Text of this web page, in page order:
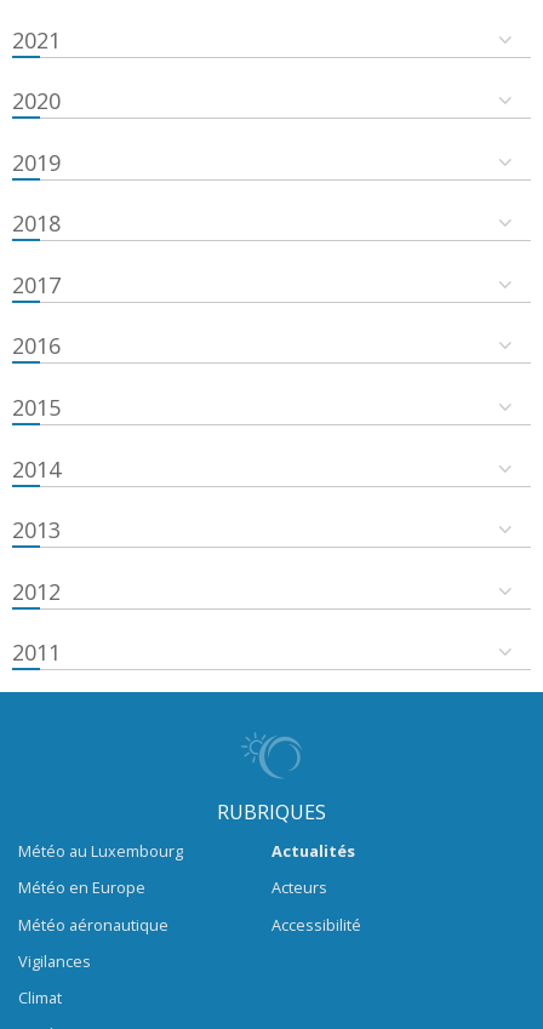
2021
2020
2019
2018
2017
2016
2015
2014
2013
2012
2011
RUBRIQUES
Météo au Luxembourg
Météo en Europe
Météo aéronautique
Vigilances
Climat
Actualités
Acteurs
Accessibilité